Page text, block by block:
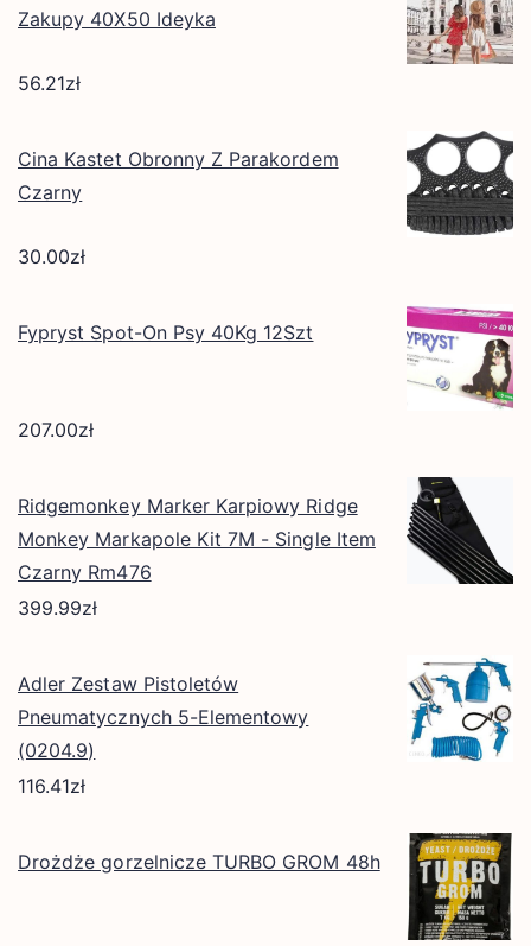
Zakupy 40X50 Ideyka
56.21zł
Cina Kastet Obronny Z Parakordem
Czarny
30.00zł
Fypryst Spot-On Psy 40Kg 12Szt
207.00zł
Ridgemonkey Marker Karpiowy Ridge
Monkey Markapole Kit 7M - Single Item
Czarny Rm476
399.99zł
Adler Zestaw Pistoletów
Pneumatycznych 5-Elementowy
(0204.9)
116.41zł
Drożdże gorzelnicze TURBO GROM 48h